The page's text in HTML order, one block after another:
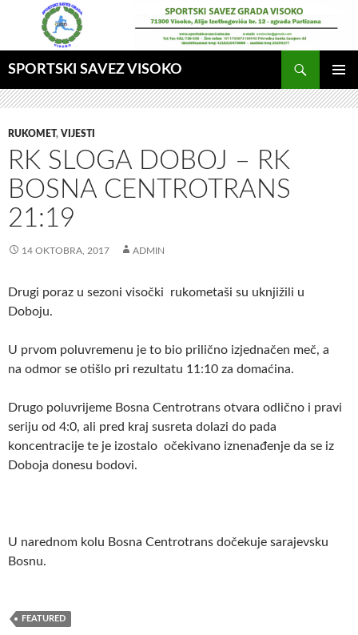
SPORTSKI SAVEZ VISOKO
GLAVNI
MENI
RUKOMET, VIJESTI
RK SLOGA DOBOJ – RK
BOSNA CENTROTRANS
21:19
14 OKTOBRA, 2017 ADMIN
Drugi poraz u sezoni visočki rukometaši su uknjižili u
Doboju.
U prvom poluvremenu je to bio prilično izjednačen meč, a
na odmor se otišlo pri rezultatu 11:10 za domaćina.
Drugo poluvrijeme Bosna Centrotrans otvara odlično i pravi
seriju od 4:0, ali pred kraj susreta dolazi do pada
koncentracije te je izostalo očekivano iznenađenje da se iz
Doboja donesu bodovi.
U narednom kolu Bosna Centrotrans dočekuje sarajevsku
Bosnu.
FEATURED